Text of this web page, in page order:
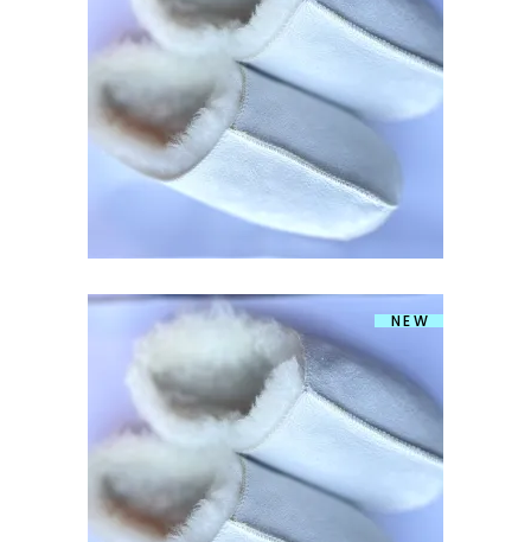
LAMBANAHAST SUSSID VALGED
42-47
€55.00
NEW
LAMBANAHAST SUSSID VALGED 35-
41
€49.00